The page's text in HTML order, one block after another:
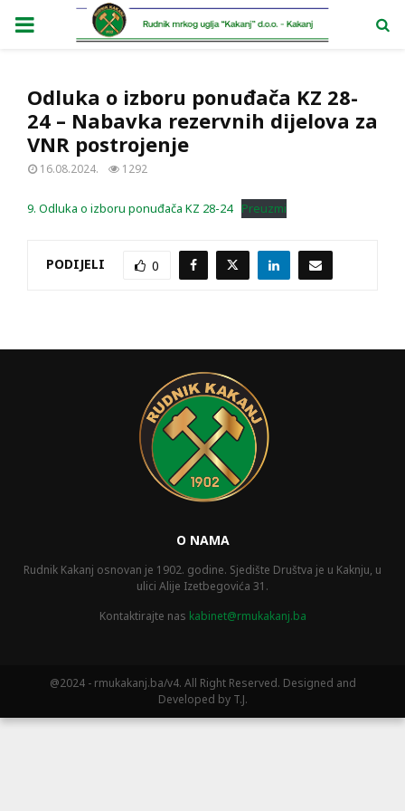
PRIMARY
Odluka o izboru ponuđača KZ 28-
24 – Nabavka rezervnih dijelova za
VNR postrojenje
16.08.2024. 1292
9. Odluka o izboru ponuđača KZ 28-24 Preuzmi
PODIJELI 0
O NAMA
Rudnik Kakanj osnovan je 1902. godine. Sjedište Društva je u Kaknju, u
ulici Alije Izetbegovića 31.
Kontaktirajte nas kabinet@rmukakanj.ba
@2024 - rmukakanj.ba/v4. All Right Reserved. Designed and
Developed by T.J.